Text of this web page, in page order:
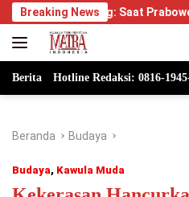
Langsung
ke
konten
Breaking News
Saat Prabowo Menemukan
Berita Hotline Redaksi: 0816-
Beranda Budaya
Budaya, Kawula Muda